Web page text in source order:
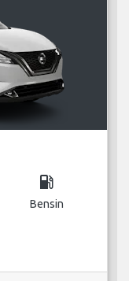
local_gas_station
Bensin